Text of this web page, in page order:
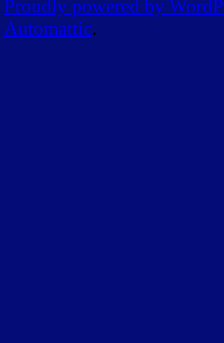
Proudly powered by
Automattic.